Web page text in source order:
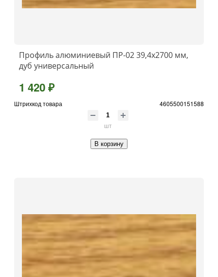
Профиль алюминиевый ПР-02 39,4x2700 мм,
дуб универсальный
1 420 ₽
Штрихкод товара 4605500151588
шт
В корзину